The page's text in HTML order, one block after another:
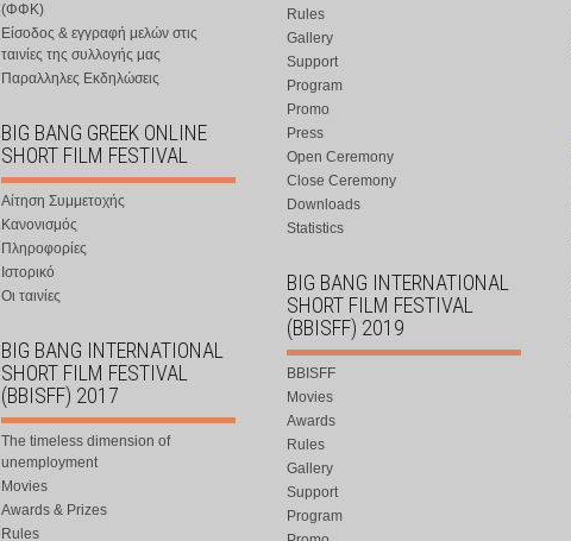
(ΦΦΚ)
Είσοδος & εγγραφή μελών στις
ταινίες της συλλογής μας
Παραλληλες Εκδηλώσεις
BIG BANG GREEK ONLINE
SHORT FILM FESTIVAL
Αίτηση Συμμετοχής
Κανονισμός
Πληροφορίες
Ιστορικό
Οι ταινίες
BIG BANG INTERNATIONAL
SHORT FILM FESTIVAL
(BBISFF) 2017
The timeless dimension of
unemployment
Movies
Awards & Prizes
Rules
Rules
Gallery
Support
Program
Promo
Press
Open Ceremony
Close Ceremony
Downloads
Statistics
BIG BANG INTERNATIONAL
SHORT FILM FESTIVAL
(BBISFF) 2019
BBISFF
Movies
Awards
Rules
Gallery
Support
Program